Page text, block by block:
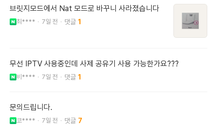
브릿지모드에서 Nat 모드로 바꾸니 사라졌습니다
최**** 7일 전 1
무선 IPTV 사용중인데 사제 공유기 사용 가능한가요???
비**** 7일 전 1
문의드립니다.
코**** 7일 전 7